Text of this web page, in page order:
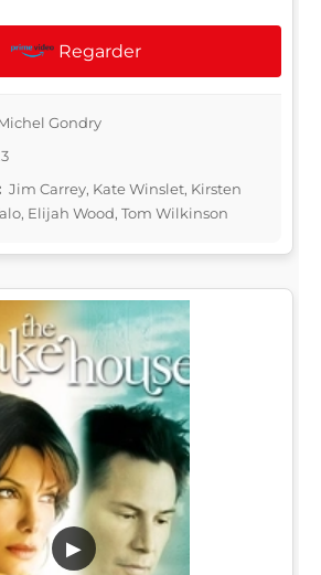
Regarder
Gondry
Jim Carrey, Kate Winslet, Kirsten
Elijah Wood, Tom Wilkinson
▶